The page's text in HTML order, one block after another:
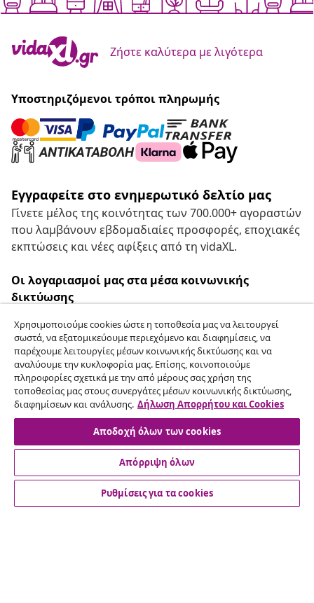
Ζήστε καλύτερα με λιγότερα
Υποστηριζόμενοι τρόποι πληρωμής
Εγγραφείτε στο ενημερωτικό δελτίο μας
Γίνετε μέλος της κοινότητας των 700.000+ αγοραστών
που λαμβάνουν εβδομαδιαίες προσφορές, εποχιακές
εκπτώσεις και νέες αφίξεις από τη vidaXL.
Οι λογαριασμοί μας στα μέσα κοινωνικής
δικτύωσης
Υπαναχώρηση από τη σύμβαση
Υποβάλετε αίτημα υπαναχώρησης για την
παραγγελία σας.
Υπαναχώρηση από τη σύμβαση
Εξυπηρέτηση πελατών
Χρησιμοποιούμε cookies ώστε η τοποθεσία μας να λειτουργεί
σωστά, να εξατομικεύουμε περιεχόμενο και διαφημίσεις, να
παρέχουμε λειτουργίες μέσων κοινωνικής δικτύωσης και να
αναλύουμε την κυκλοφορία μας. Επίσης, κοινοποιούμε
πληροφορίες σχετικά με την από μέρους σας χρήση της
τοποθεσίας μας στους συνεργάτες μέσων κοινωνικής δικτύωσης,
διαφημίσεων και ανάλυσης. Δήλωση Απορρήτου και Cookies
Αποδοχή όλων των cookies
Απόρριψη όλων
Ρυθμίσεις για τα cookies